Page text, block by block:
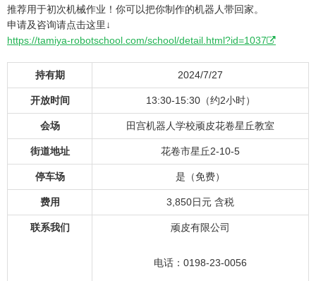
推荐用于初次机械作业！你可以把你制作的机器人带回家。
申请及咨询请点击这里↓
https://tamiya-robotschool.com/school/detail.html?id=1037
持有期 2024/7/27
开放时间 13:30-15:30（约2小时）
会场 田宫机器人学校顽皮花卷星丘教室
街道地址 花卷市星丘2-10-5
停车场 是（免费）
费用 3,850日元 含税
联系我们 顽皮有限公司
电话：0198-23-0056